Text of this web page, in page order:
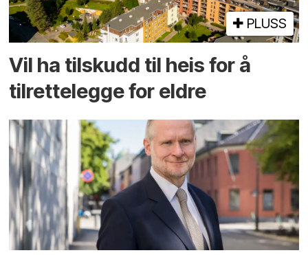
PLUSS
Vil ha tilskudd til heis for å
tilrettelegge for eldre